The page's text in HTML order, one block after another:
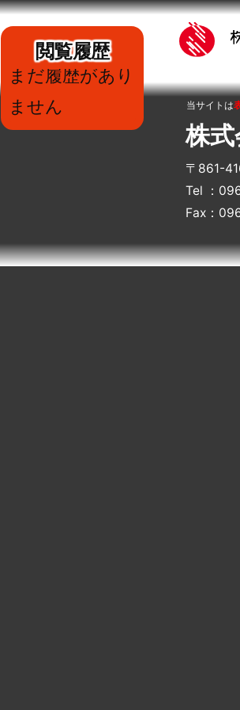
閲覧履歴
まだ履歴があり
ません
当サイトは
株
〒861-
Tel ：
Fax：